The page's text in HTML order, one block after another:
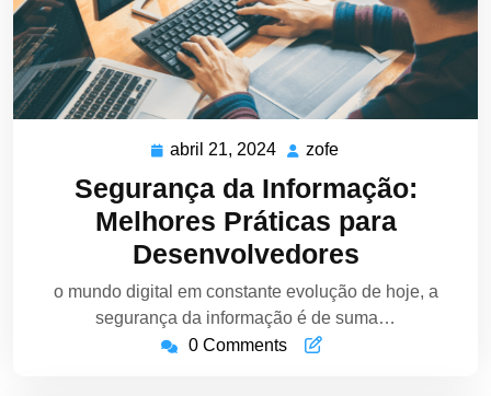
abril 21, 2024 abril
21,
2024
zofe
Segurança da Informação:
Melhores Práticas para
Desenvolvedores
o mundo digital em constante evolução de hoje, a
segurança da informação é de suma…
0 Comments